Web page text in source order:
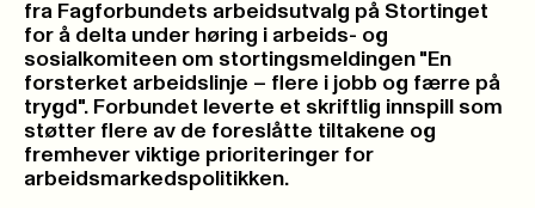
fra Fagforbundets arbeidsutvalg på Stortinget
for å delta under høring i arbeids- og
sosialkomiteen om stortingsmeldingen "En
forsterket arbeidslinje – flere i jobb og færre på
trygd". Forbundet leverte et skriftlig innspill som
støtter flere av de foreslåtte tiltakene og
fremhever viktige prioriteringer for
arbeidsmarkedspolitikken.